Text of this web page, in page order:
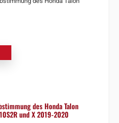
des Honda Talon
und X 2019-2020